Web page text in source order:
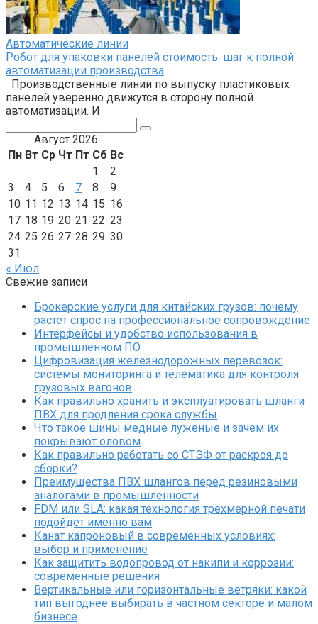
Автоматические линии
Робот для упаковки панелей стоимость: шаг к полной
автоматизации производства
Производственные линии по выпуску пластиковых
панелей уверенно движутся в сторону полной
автоматизации. И
Август 2026
Пн Вт Ср Чт Пт Сб Вс
1
2
3
4 5 6 7 8
9
10 11 12 13 14 15 16
17 18 19 20 21 22 23
24 25 26 27 28 29 30
31
« Июл
Свежие записи
Брокерские услуги для китайских грузов: почему
растёт спрос на профессиональное сопровождение
Интерфейсы и удобство использования в
промышленном ПО
Цифровизация железнодорожных перевозок:
системы мониторинга и телематика для контроля
грузовых вагонов
Как правильно хранить и эксплуатировать шланги
ПВХ для продления срока службы
Что такое шины медные луженые и зачем их
покрывают оловом
Как правильно работать со СТЭФ от раскроя до
сборки?
Преимущества ПВХ шлангов перед резиновыми
аналогами в промышленности
FDM или SLA: какая технология трёхмерной печати
подойдёт именно вам
Канат капроновый в современных условиях:
выбор и применение
Как защитить водопровод от накипи и коррозии:
современные решения
Вертикальные или горизонтальные ветряки: какой
тип выгоднее выбирать в частном секторе и малом
бизнесе